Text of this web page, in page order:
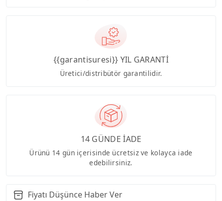
{{garantisuresi}} YIL GARANTİ
Üretici/distribütör garantilidir.
14 GÜNDE İADE
Ürünü 14 gün içerisinde ücretsiz ve kolayca iade
edebilirsiniz.
Fiyatı Düşünce Haber Ver